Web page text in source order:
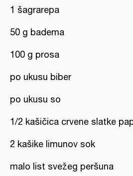
1 šagrarepa
50 g badema
100 g prosa
po ukusu biber
po ukusu so
1/2 kašičica crvene slatke
2 kašike limunov sok
malo list svežeg peršuna